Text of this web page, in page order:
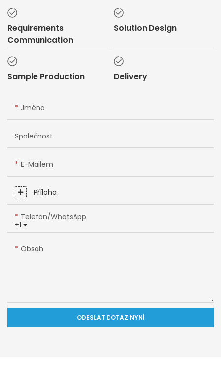
Requirements
Communication
Solution Design
Sample Production Delivery
Jméno
Společnost
E-Mailem
Příloha
+1
Telefon/WhatsApp
Obsah
ODESLAT DOTAZ NYNÍ